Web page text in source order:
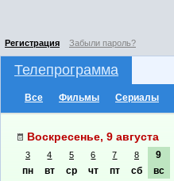
Регистрация Забыли пароль?
Телепрограмма
Все Фильмы Сериалы
Воскресенье, 9 августа
3 4 5 6 7 8 9
пн вт ср чт пт сб вс